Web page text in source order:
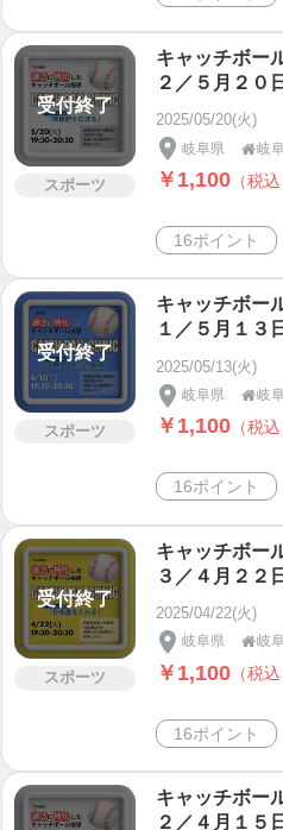
受付終了
スポーツ
キャッチボー
２／５月２０日
2025/05/20(火)
岐阜県 
￥1,100 （税込
16ポイント
受付終了
スポーツ
キャッチボー
１／５月１３日
2025/05/13(火)
岐阜県 
￥1,100 （税込
16ポイント
受付終了
スポーツ
キャッチボー
３／４月２２日
2025/04/22(火)
岐阜県 
￥1,100 （税込
16ポイント
キャッチボー
２／４月１５日